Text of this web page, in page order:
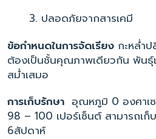
3. ปลอดภัยจากสารเคมี
ข้อกำหนดในการจัดเรียง กะหล่ำ
ต้องเป็นชั้นคุณภาพเดียวกัน พัน
สม่ำเสมอ
การเก็บรักษา อุณหภูมิ 0 องศาเ
98 – 100 เปอร์เซ็นต์ สามารถเ
6สัปดาห์